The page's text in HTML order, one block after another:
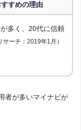
すめの理由
多く、20代に信頼
サーチ：2019年1月）
者が多いマイナビが